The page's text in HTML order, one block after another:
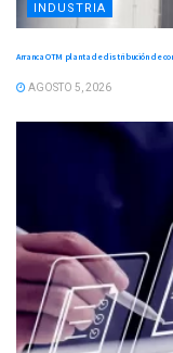
INDUSTRIA
Arranca OTM planta de distribución de
AGOSTO 5, 2026